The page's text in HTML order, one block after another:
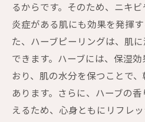
るからです。そのため、ニキ
炎症がある肌にも効果を発揮
た、ハーブピーリングは、肌
できます。ハーブには、保湿
おり、肌の水分を保つことで
あります。さらに、ハーブの
えるため、心身ともにリフレ